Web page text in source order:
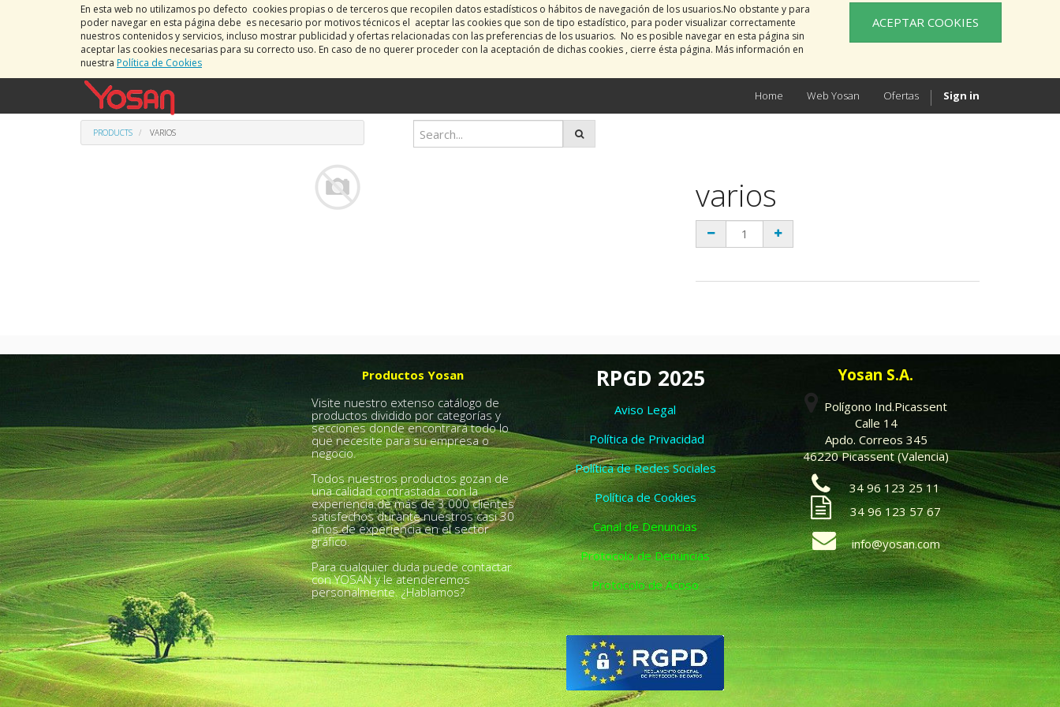
En esta web no utilizamos po defecto cookies propias o de terceros que recopilen datos estadísticos o hábitos de navegación de los usuarios.No obstante y para
poder navegar en esta página debe es necesario por motivos técnicos el aceptar las cookies que son de tipo estadístico, para poder visualizar correctamente
nuestros contenidos y servicios, incluso mostrar publicidad y ofertas relacionadas con las preferencias de los usuarios. No es posible navegar en esta página sin
aceptar las cookies necesarias para su correcto uso. En caso de no querer proceder con la aceptación de dichas cookies , cierre ésta página. Más información en
nuestra Política de Cookies
ACEPTAR COOKIES
Home Web Yosan Ofertas Sign in
PRODUCTS VARIOS
varios
Productos Yosan
Visite nuestro extenso catálogo de
productos dividido por categorías y
secciones donde encontrará todo lo
que necesite para su empresa o
negocio.
Todos nuestros productos gozan de
una calidad contrastada con la
experiencia de más de 3.000 clientes
satisfechos durante nuestros casi 30
años de experiencia en el sector
gráfico.
Para cualquier duda puede contactar
con YOSAN y le atenderemos
personalmente. ¿Hablamos?
RPGD 2025
Aviso Legal
Política de Privacidad
Política de Redes Sociales
Política de Cookies
Canal de Denuncias
Protocolo de Denuncias
Protocolo de Acoso
Yosan S.A.
Polígono Ind.Picassent
Calle 14
Apdo. Correos 345
46220 Picassent (Valencia)
34 96 123 25 11
34 96 123 57 67
info@yosan.com